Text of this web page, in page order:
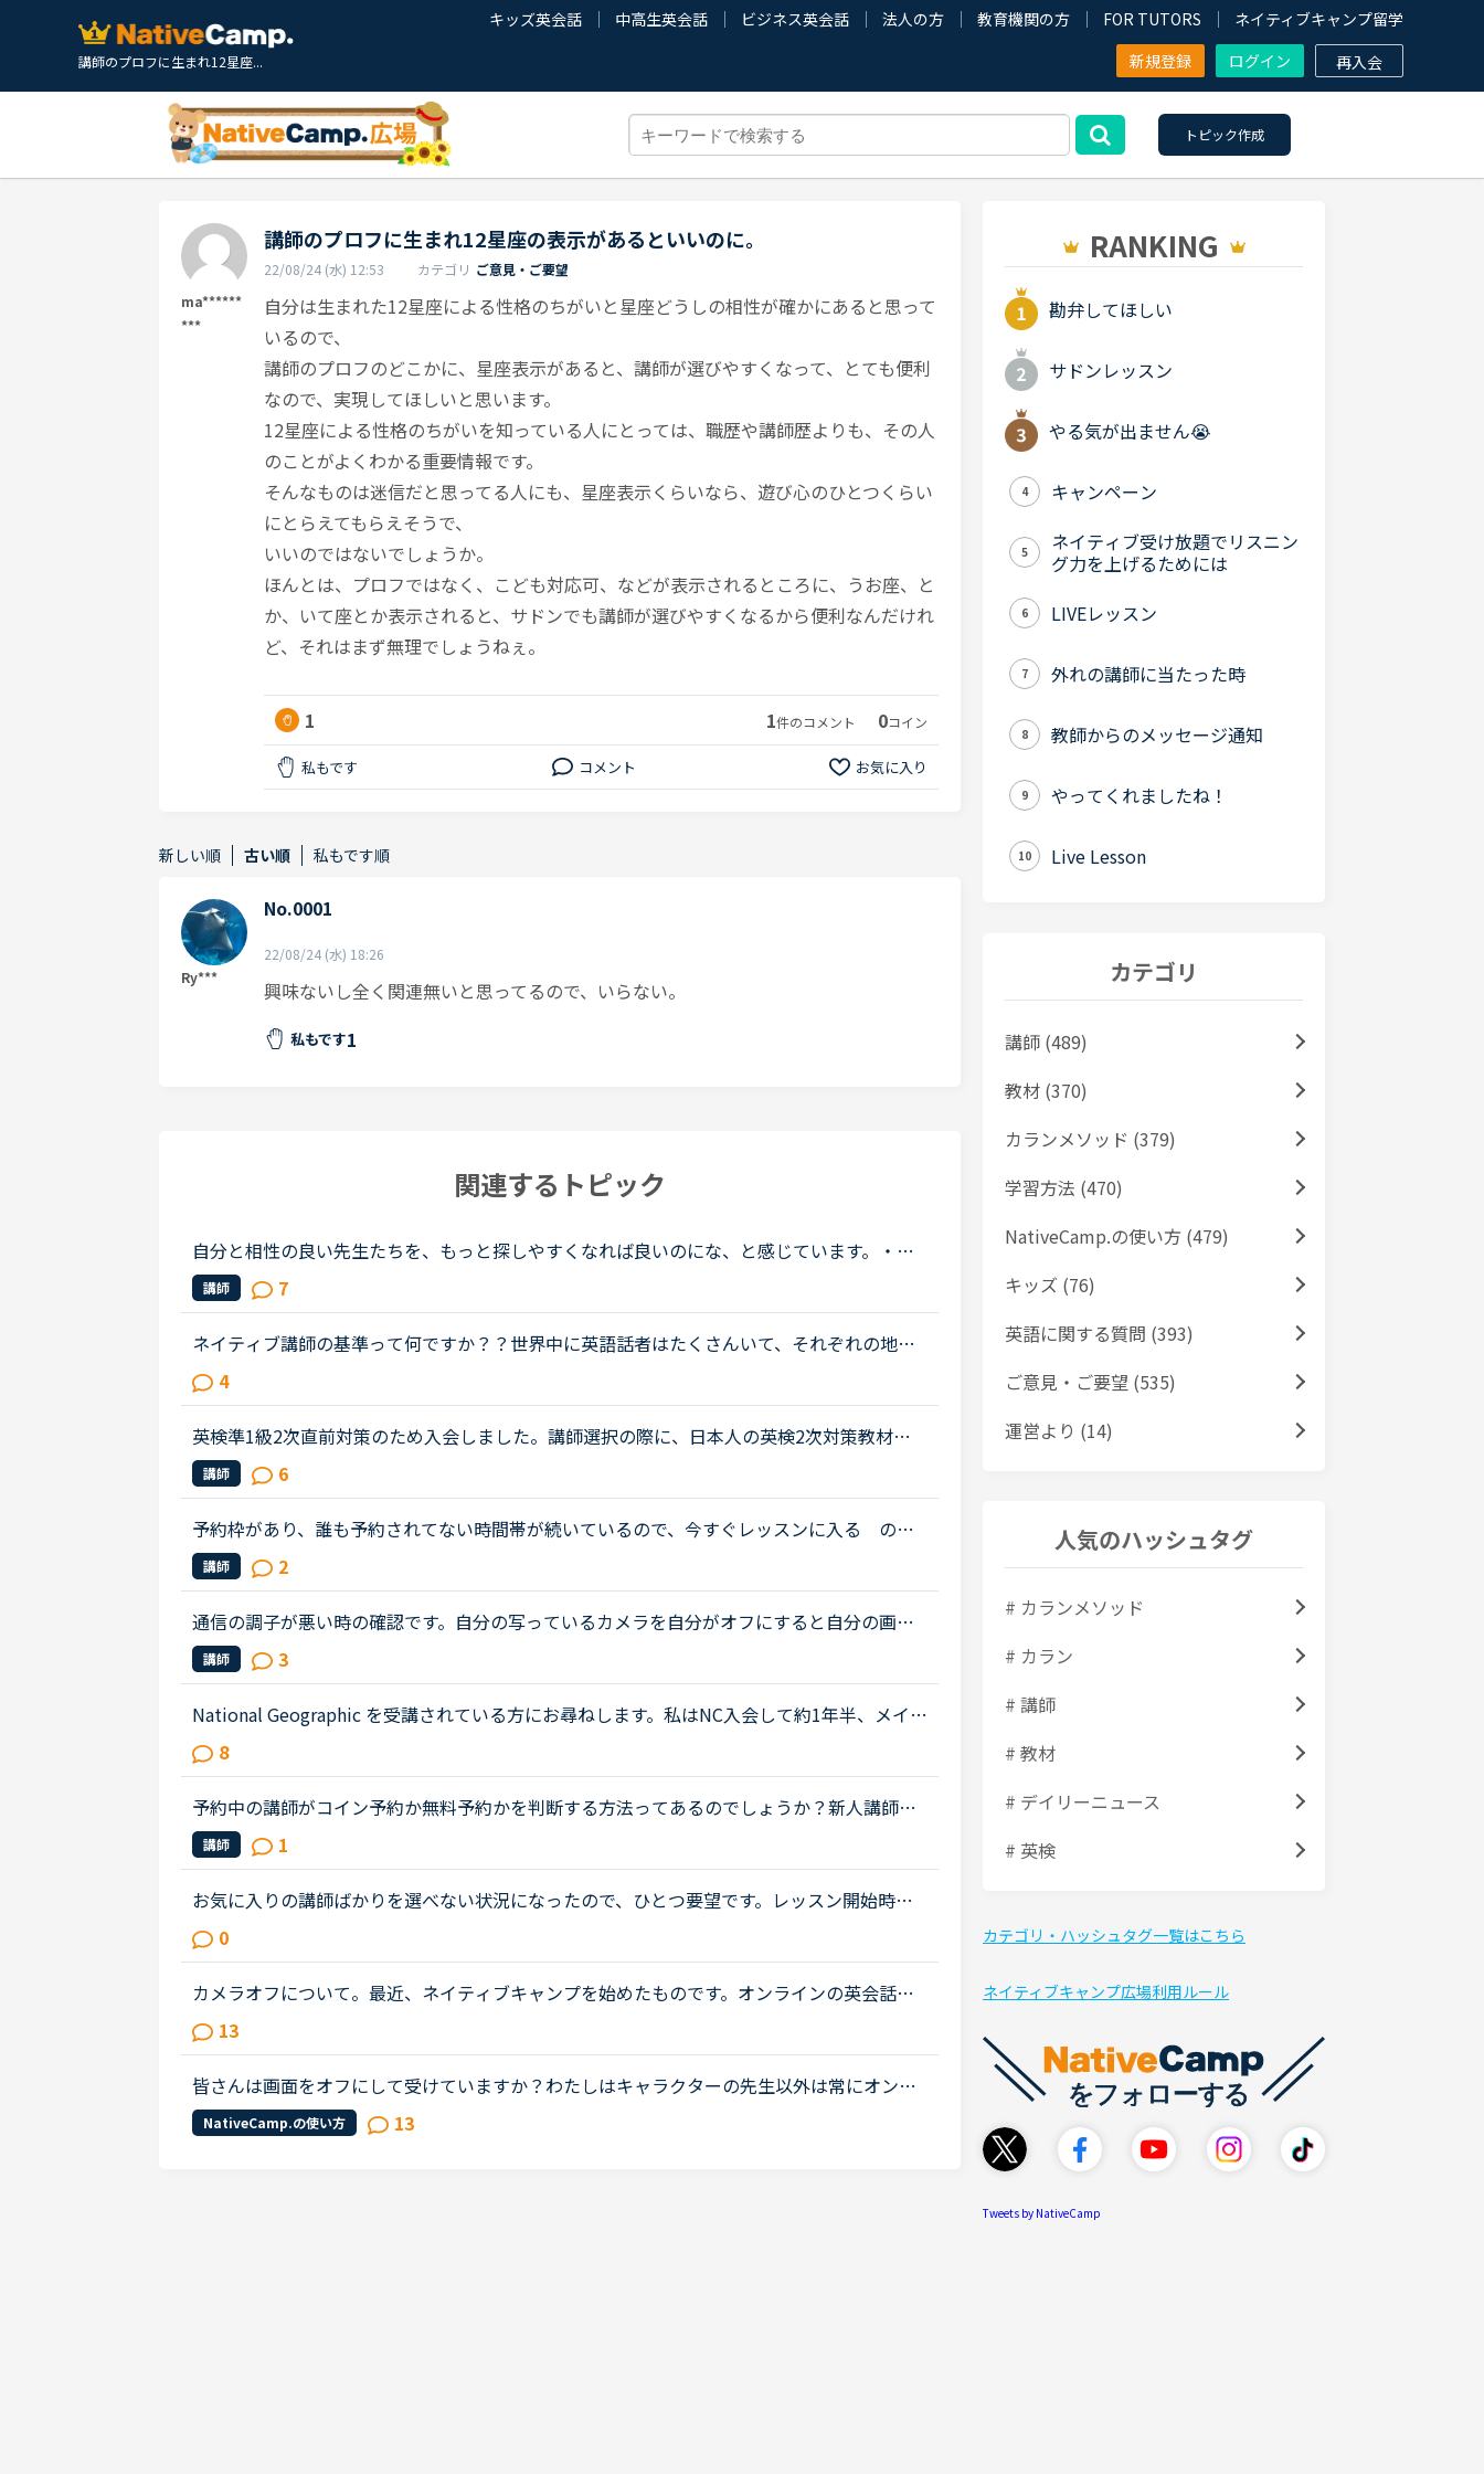
講師のプロフに生まれ12星座...
キッズ英会話 中高生英会話 ビジネス英会話 法人の方 教育機関の方 FOR TUTORS
ネイティブキャンプ留学
新規登録
ログイン 再入会
トピック作成
ma******
***
講師のプロフに生まれ12星座の表示があるといいのに。
22/08/24 (水) 12:53 カテゴリ ご意見・ご要望
自分は生まれた12星座による性格のちがいと星座どうしの相性が確かにあると思って
いるので、
講師のプロフのどこかに、星座表示があると、講師が選びやすくなって、とても便利
なので、実現してほしいと思います。
12星座による性格のちがいを知っている人にとっては、職歴や講師歴よりも、その人
のことがよくわかる重要情報です。
そんなものは迷信だと思ってる人にも、星座表示くらいなら、遊び心のひとつくらい
にとらえてもらえそうで、
いいのではないでしょうか。
ほんとは、プロフではなく、こども対応可、などが表示されるところに、うお座、と
か、いて座とか表示されると、サドンでも講師が選びやすくなるから便利なんだけれ
ど、それはまず無理でしょうねぇ。
1 1件のコメント 0コイン
私もです コメント お気に入り
新しい順 古い順 私もです順
Ry***
No.0001
22/08/24 (水) 18:26
興味ないし全く関連無いと思ってるので、いらない。
私もです1
関連するトピック
自分と相性の良い先生たちを、もっと探しやすくなれば良いのにな、と感じています。・先
生の得意な教材、もしくはお気に入りの教材を3つくらい太文字で表示してほしい。「このテ
キスト、はじめて」と言う先生との...
講師 7
ネイティブ講師の基準って何ですか？？世界中に英語話者はたくさんいて、それぞれの地域
で色々な言い回しや発音があるとは思いますが、ネイティブキャンプでの「ネイティブ講
師」の基準ってあるのでしょうか？先...
4
英検準1級2次直前対策のため入会しました。講師選択の際に、日本人の英検2次対策教材を
選んで絞り込んでいます（日本語でフィードバックや相談をしたいので)。しかし講師の方々
が英検のどの級まで指導できるのか...
講師 6
予約枠があり、誰も予約されてない時間帯が続いているので、今すぐレッスンに入る の表
示が出たらすぐに入ろうと思って待つ事1時間……取り込み中です のサインから一度も変わ
ることがありません。今すぐレッスン...
講師 2
通信の調子が悪い時の確認です。自分の写っているカメラを自分がオフにすると自分の画面
から自分が消えますが、講師の画面の自分は消えるのですか？講師の写っているカメラを自
分がオフにすると自分は講師を見れ...
講師 3
National Geographic を受講されている方にお尋ねします。私はNC入会して約1年半、メイン
で受講しているのはカランメソッドで、ほぼ毎日受講しています。それ以外には不定期で、
世界一周旅行、TOEIC600、スタサプ...
8
予約中の講師がコイン予約か無料予約かを判断する方法ってあるのでしょうか？新人講師の
ため無料で予約できた、という認識の予約が1件あります。本日、お気に入りの他の講師のス
ケジュールが公開されたので、同じ...
講師 1
お気に入りの講師ばかりを選べない状況になったので、ひとつ要望です。レッスン開始時
に、その講師とは（ ）回目のレッスンといった表示があると、ありがたいのですが。ずい
ぶん前に一度しか取ったことのない講...
0
カメラオフについて。最近、ネイティブキャンプを始めたものです。オンラインの英会話
は、家に居ながらにして受けられる、どんな格好でも受けられるのが良いところと思って始
めました、数回受けたところです。私...
13
皆さんは画面をオフにして受けていますか？わたしはキャラクターの先生以外は常にオンな
のですが、楽な姿勢で受けたい時(ベッドでゴロゴロしながら)もあってオフにしていいのか
悩みます。先生によると『日本人の...
NativeCamp.の使い方 13
RANKING
勘弁してほしい
サドンレッスン
やる気が出ません😭
4 キャンペーン
5
ネイティブ受け放題でリスニン
グ力を上げるためには
6 LIVEレッスン
7 外れの講師に当たった時
8 教師からのメッセージ通知
9 やってくれましたね！
10 Live Lesson
カテゴリ
講師 (489)
教材 (370)
カランメソッド (379)
学習方法 (470)
NativeCamp.の使い方 (479)
キッズ (76)
英語に関する質問 (393)
ご意見・ご要望 (535)
運営より (14)
人気のハッシュタグ
# カランメソッド
# カラン
# 講師
# 教材
# デイリーニュース
# 英検
カテゴリ・ハッシュタグ一覧はこちら
ネイティブキャンプ広場利用ルール
Tweets by NativeCamp